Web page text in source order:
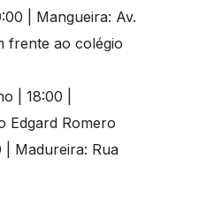
| Mangueira: Av.
frente ao colégio
| 18:00 |
Edgard Romero
| Madureira: Rua